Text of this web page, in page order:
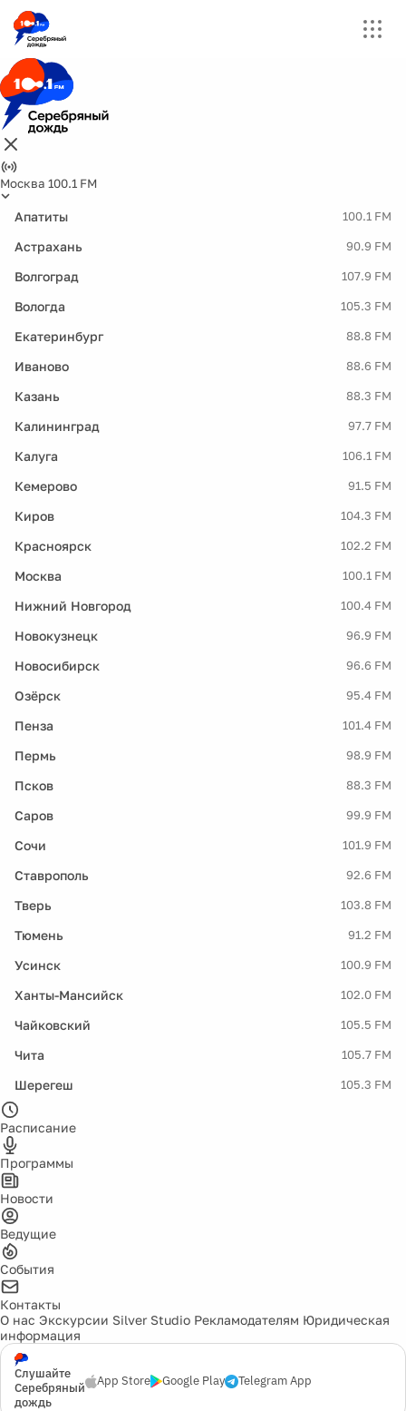
Москва 100.1 FM
Апатиты 100.1 FM
Астрахань 90.9 FM
Волгоград 107.9 FM
Вологда 105.3 FM
Екатеринбург 88.8 FM
Иваново 88.6 FM
Казань 88.3 FM
Калининград 97.7 FM
Калуга 106.1 FM
Кемерово 91.5 FM
Киров 104.3 FM
Красноярск 102.2 FM
Москва 100.1 FM
Нижний Новгород 100.4 FM
Новокузнецк 96.9 FM
Новосибирск 96.6 FM
Озёрск 95.4 FM
Пенза 101.4 FM
Пермь 98.9 FM
Псков 88.3 FM
Саров 99.9 FM
Сочи 101.9 FM
Ставрополь 92.6 FM
Тверь 103.8 FM
Тюмень 91.2 FM
Усинск 100.9 FM
Ханты-Мансийск 102.0 FM
Чайковский 105.5 FM
Чита 105.7 FM
Шерегеш 105.3 FM
Расписание
Программы
Новости
Ведущие
События
Контакты
О нас Экскурсии Silver Studio Рекламодателям Юридическая
информация
Слушайте
Серебряный
дождь
App Store Google Play Telegram App